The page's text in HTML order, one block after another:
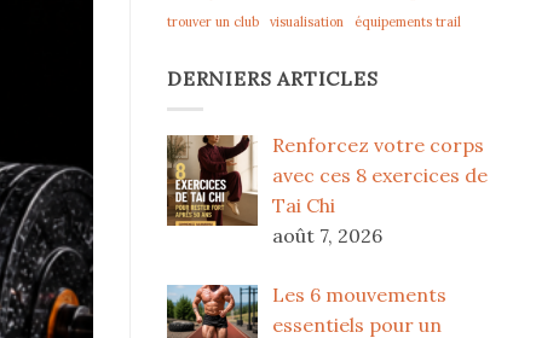
trouver un club
visualisation équipements trail
DERNIERS ARTICLES
Renforcez votre corps
avec ces 8 exercices de
Tai Chi
août 7, 2026
Les 6 mouvements
essentiels pour un